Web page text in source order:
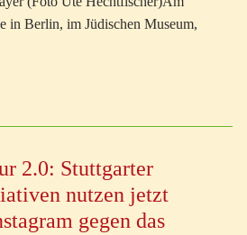
in Berlin, im Jüdischen Museum,
2.0: Stuttgarter
nutzen jetzt
gegen das